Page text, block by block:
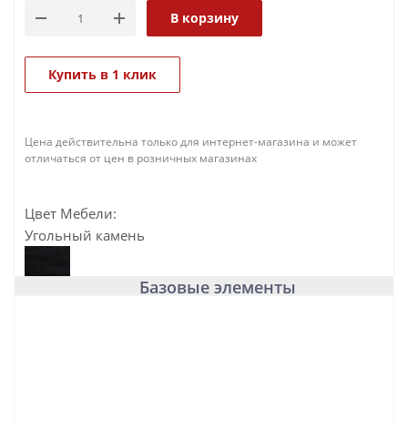
В корзину
Купить в 1 клик
Цена действительна только для интернет-магазина и может
отличаться от цен в розничных магазинах
Цвет Мебели:
Угольный камень
Базовые элементы